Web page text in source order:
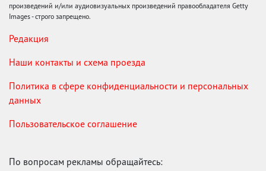
произведений и/или аудиовизуальных произведений правообладателя Getty
Images - строго запрещено.
Редакция
Наши контакты и схема проезда
Политика в сфере конфиденциальности и персональных
данных
Пользовательское соглашение
По вопросам рекламы обращайтесь: